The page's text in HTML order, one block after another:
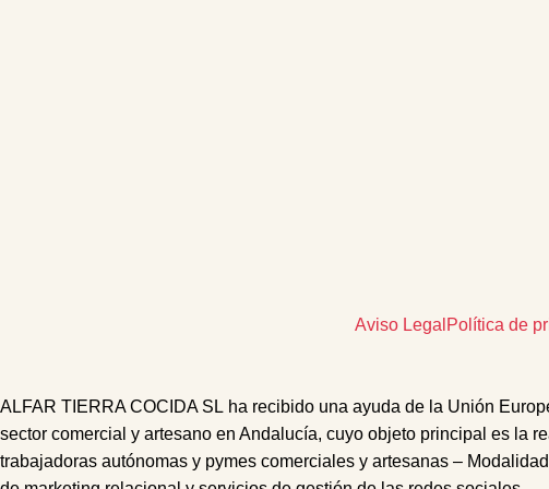
Aviso Legal Política de
ALFAR TIERRA COCIDA SL ha recibido una ayuda de la Unión
sector comercial y artesano en Andalucía, cuyo objeto principal es la
trabajadoras autónomas y pymes comerciales y artesanas –